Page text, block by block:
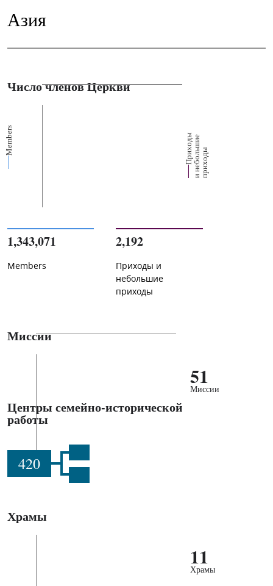
Азия
Число членов Церкви
Members П
р
их
о
д
ы
и
н
е
б
о
ль
ш
ие
п
р
и
х
о
ды
1,343,071
Members
2,192
Приходы и
небольшие
приходы
Миссии
51
Миссии
Центры семейно-исторической
работы
420
Храмы
11
Храмы